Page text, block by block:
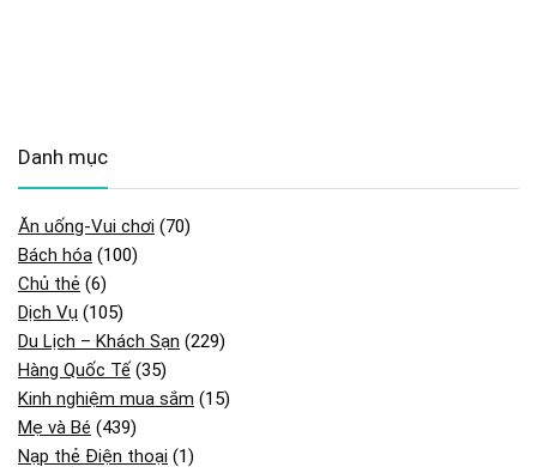
Danh mục
Ăn uống-Vui chơi (70)
Bách hóa (100)
Chủ thẻ (6)
Dịch Vụ (105)
Du Lịch – Khách Sạn (229)
Hàng Quốc Tế (35)
Kinh nghiệm mua sắm (15)
Mẹ và Bé (439)
Nạp thẻ Điện thoại (1)